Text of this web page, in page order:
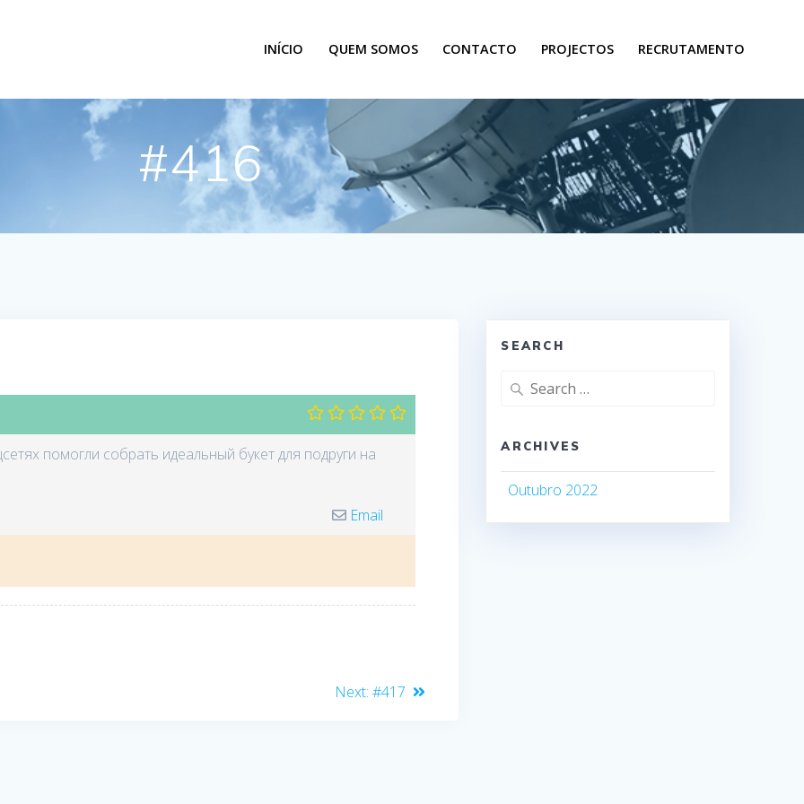
INÍCIO QUEM SOMOS CONTACTO PROJECTOS RECRUTAMENTO
#416
помогли собрать идеальный букет для подруги на
Email
Next: Next
#417
SEARCH
Search
for:
ARCHIVES
Outubro 2022